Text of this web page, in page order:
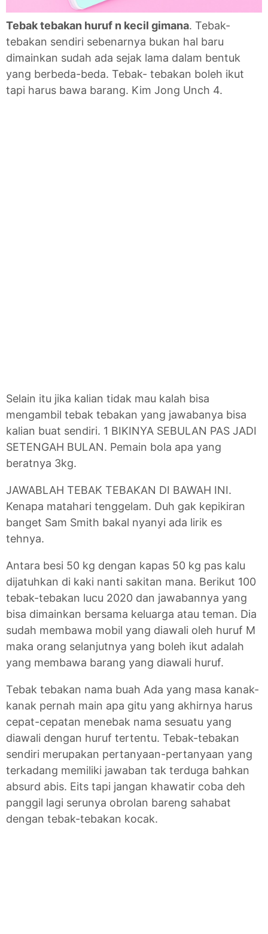
Tebak tebakan huruf n kecil gimana. Tebak-
tebakan sendiri sebenarnya bukan hal baru
dimainkan sudah ada sejak lama dalam bentuk
yang berbeda-beda. Tebak- tebakan boleh ikut
tapi harus bawa barang. Kim Jong Unch 4.
Selain itu jika kalian tidak mau kalah bisa
mengambil tebak tebakan yang jawabanya bisa
kalian buat sendiri. 1 BIKINYA SEBULAN PAS JADI
SETENGAH BULAN. Pemain bola apa yang
beratnya 3kg.
JAWABLAH TEBAK TEBAKAN DI BAWAH INI.
Kenapa matahari tenggelam. Duh gak kepikiran
banget Sam Smith bakal nyanyi ada lirik es
tehnya.
Antara besi 50 kg dengan kapas 50 kg pas kalu
dijatuhkan di kaki nanti sakitan mana. Berikut 100
tebak-tebakan lucu 2020 dan jawabannya yang
bisa dimainkan bersama keluarga atau teman. Dia
sudah membawa mobil yang diawali oleh huruf M
maka orang selanjutnya yang boleh ikut adalah
yang membawa barang yang diawali huruf.
Tebak tebakan nama buah Ada yang masa kanak-
kanak pernah main apa gitu yang akhirnya harus
cepat-cepatan menebak nama sesuatu yang
diawali dengan huruf tertentu. Tebak-tebakan
sendiri merupakan pertanyaan-pertanyaan yang
terkadang memiliki jawaban tak terduga bahkan
absurd abis. Eits tapi jangan khawatir coba deh
panggil lagi serunya obrolan bareng sahabat
dengan tebak-tebakan kocak.